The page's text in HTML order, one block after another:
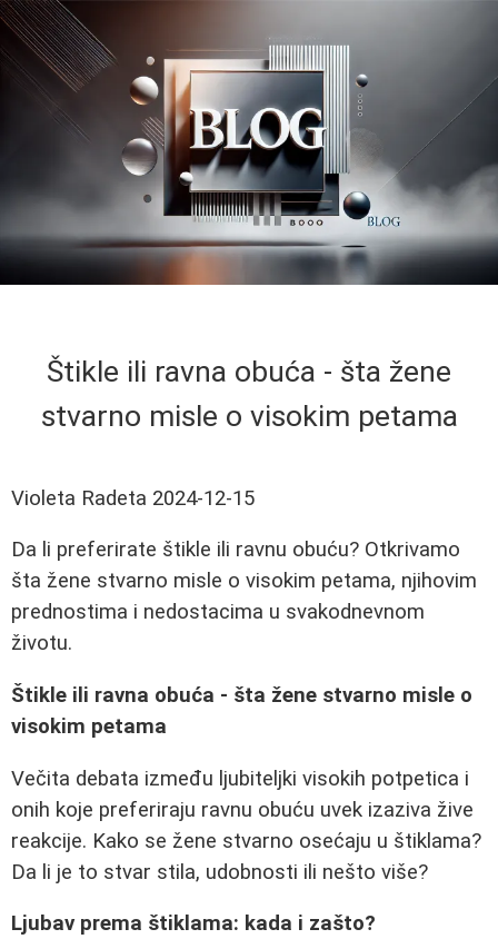
Štikle ili ravna obuća - šta žene
stvarno misle o visokim petama
Violeta Radeta 2024-12-15
Da li preferirate štikle ili ravnu obuću? Otkrivamo
šta žene stvarno misle o visokim petama, njihovim
prednostima i nedostacima u svakodnevnom
životu.
Štikle ili ravna obuća - šta žene stvarno misle o
visokim petama
Večita debata između ljubiteljki visokih potpetica i
onih koje preferiraju ravnu obuću uvek izaziva žive
reakcije. Kako se žene stvarno osećaju u štiklama?
Da li je to stvar stila, udobnosti ili nešto više?
Ljubav prema štiklama: kada i zašto?